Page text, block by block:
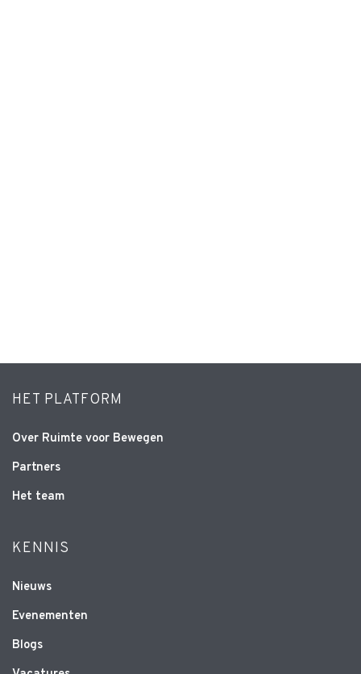
HET PLATFORM
Over Ruimte voor Bewegen
Partners
Het team
KENNIS
Nieuws
Evenementen
Blogs